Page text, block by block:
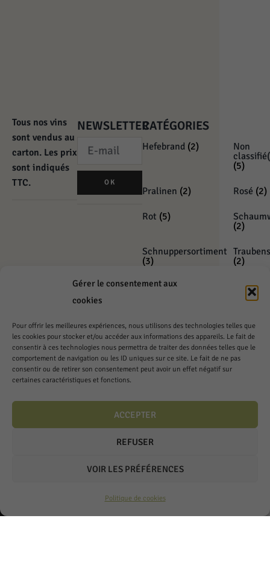
Gérer le consentement aux
cookies
Pour offrir les meilleures expériences, nous utilisons des technologies telles que
les cookies pour stocker et/ou accéder aux informations des appareils. Le fait de
consentir à ces technologies nous permettra de traiter des données telles que le
comportement de navigation ou les ID uniques sur ce site. Le fait de ne pas
consentir ou de retirer son consentement peut avoir un effet négatif sur
certaines caractéristiques et fonctions.
ACCEPTER
REFUSER
VOIR LES PRÉFÉRENCES
Politique de cookies
Tous nos vins
sont vendus au
carton. Les prix
sont indiqués
TTC.
NEWSLETTER
OK
CATÉGORIES
Hefebrand (2)
Non
(5)
Pralinen (2) Rosé (2)
Rot (5)
(2)
Schnuppersortiment
(3)
(2)
Weiss(5) Whisky